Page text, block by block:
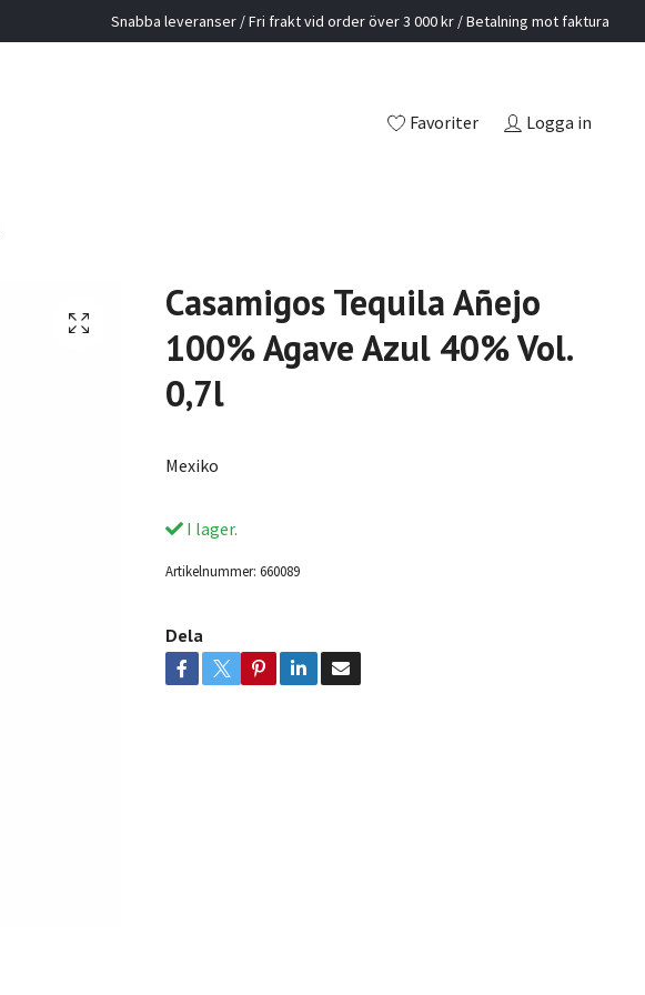
Snabba leveranser / Fri frakt vid order över 3 000 kr / Betalning mot faktura
Favoriter Logga in
Casamigos Tequila Añejo
100% Agave Azul 40% Vol.
0,7l
Mexiko
I lager.
Artikelnummer: 660089
Dela